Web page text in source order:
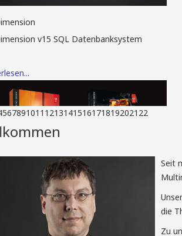
v15 SQL Datenbanksystem
Creative Suite
Creative Suite Design Standard und
Creative Suite Master Collection
567891011 12131415161718192021 22
Seit
die
Zu